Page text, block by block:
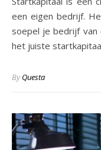
een eigen bedrijf.
soepel je bedrijf van
het juiste
ByQuesta